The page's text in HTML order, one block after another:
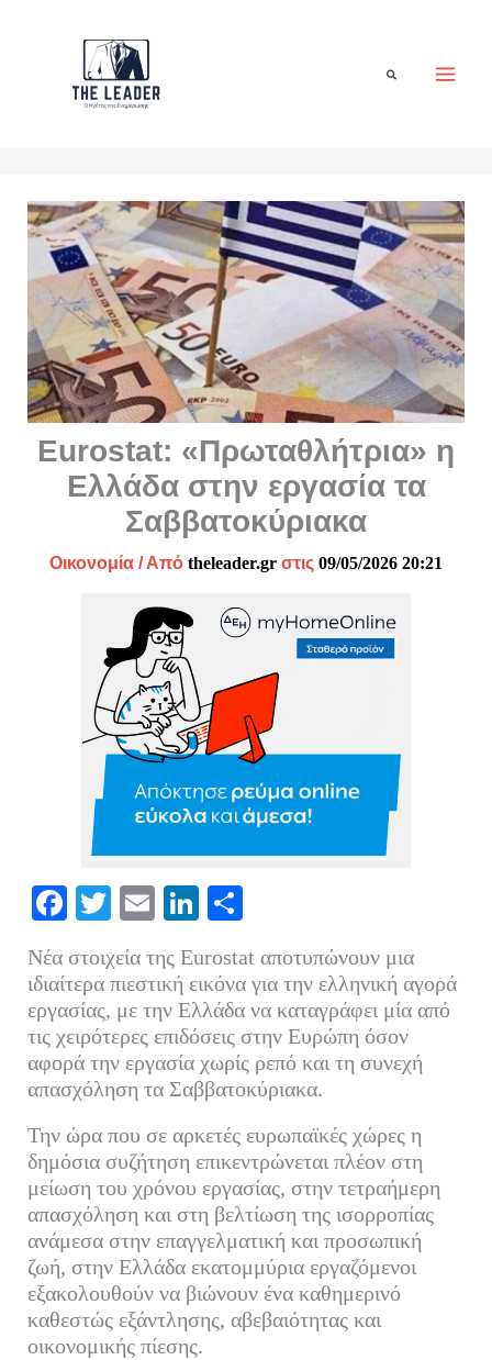
Αναζήτηση
Eurostat: «Πρωταθλήτρια» η
Ελλάδα στην εργασία τα
Σαββατοκύριακα
Οικονομία / Από theleader.gr στις 09/05/2026 20:21
Fa
bo
ok
T
wi
tte
r
E
ail
Li
ed
In
ρ
α
στ
εί
τε
Νέα στοιχεία της Eurostat αποτυπώνουν μια
ιδιαίτερα πιεστική εικόνα για την ελληνική αγορά
εργασίας, με την Ελλάδα να καταγράφει μία από
τις χειρότερες επιδόσεις στην Ευρώπη όσον
αφορά την εργασία χωρίς ρεπό και τη συνεχή
απασχόληση τα Σαββατοκύριακα.
Την ώρα που σε αρκετές ευρωπαϊκές χώρες η
δημόσια συζήτηση επικεντρώνεται πλέον στη
μείωση του χρόνου εργασίας, στην τετραήμερη
απασχόληση και στη βελτίωση της ισορροπίας
ανάμεσα στην επαγγελματική και προσωπική
ζωή, στην Ελλάδα εκατομμύρια εργαζόμενοι
εξακολουθούν να βιώνουν ένα καθημερινό
καθεστώς εξάντλησης, αβεβαιότητας και
οικονομικής πίεσης.